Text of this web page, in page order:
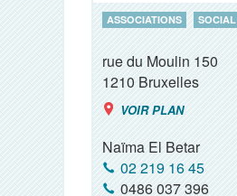
ASSOCIATIONS SOCIAL
rue du Moulin 150
1210Bruxelles
VOIR PLAN
Naïma El Betar
02 219 16 45
0486 037 396